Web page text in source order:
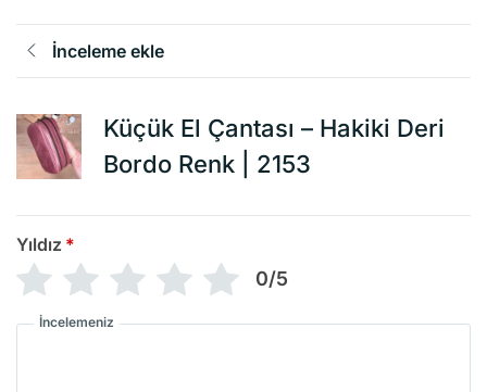
İnceleme ekle
Küçük El Çantası – Hakiki Deri
Bordo Renk | 2153
Yıldız *
0/5
İncelemeniz